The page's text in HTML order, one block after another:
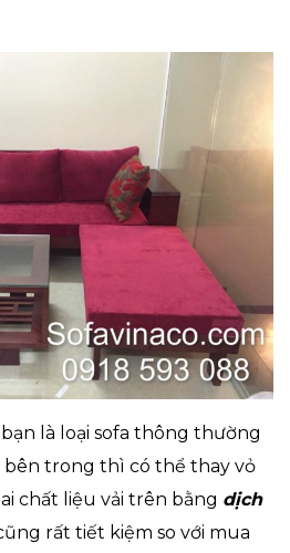
là loại sofa thông thường
bên trong thì có thể thay vỏ
chất liệu vải trên bằng dịch
rất tiết kiệm so với mua